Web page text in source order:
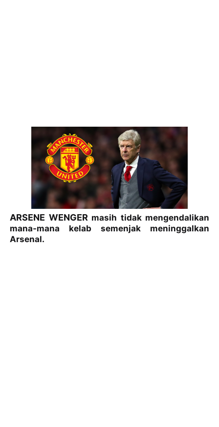
ARSENE WENGER masih tidak mengendalikan
mana-mana kelab semenjak meninggalkan
Arsenal.